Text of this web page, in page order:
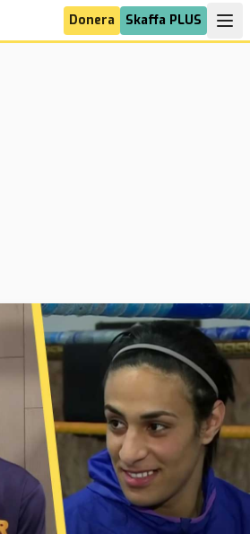
Donera Skaffa PLUS